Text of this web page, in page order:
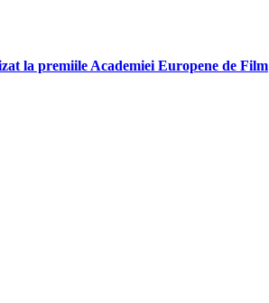
la premiile Academiei Europene de Film